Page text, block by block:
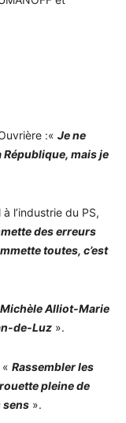
:« Je ne
République, mais je
l’industrie du PS,
des erreurs
toutes, c’est
Michèle Alliot-Marie
de-Luz ».
Rassembler les
pleine de
sens ».